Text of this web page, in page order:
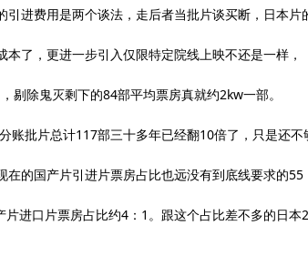
引进费用是两个谈法，走后者当批片谈买断，日本
本了，更进一步引入仅限特定院线上映不还是一样
剔除鬼灭剩下的84部平均票房真就约2kw一部。
账批片总计117部三十多年已经翻10倍了，只是还不
在的国产片引进片票房占比也远没有到底线要求的
进口片票房占比约4：1。跟这个占比差不多的日